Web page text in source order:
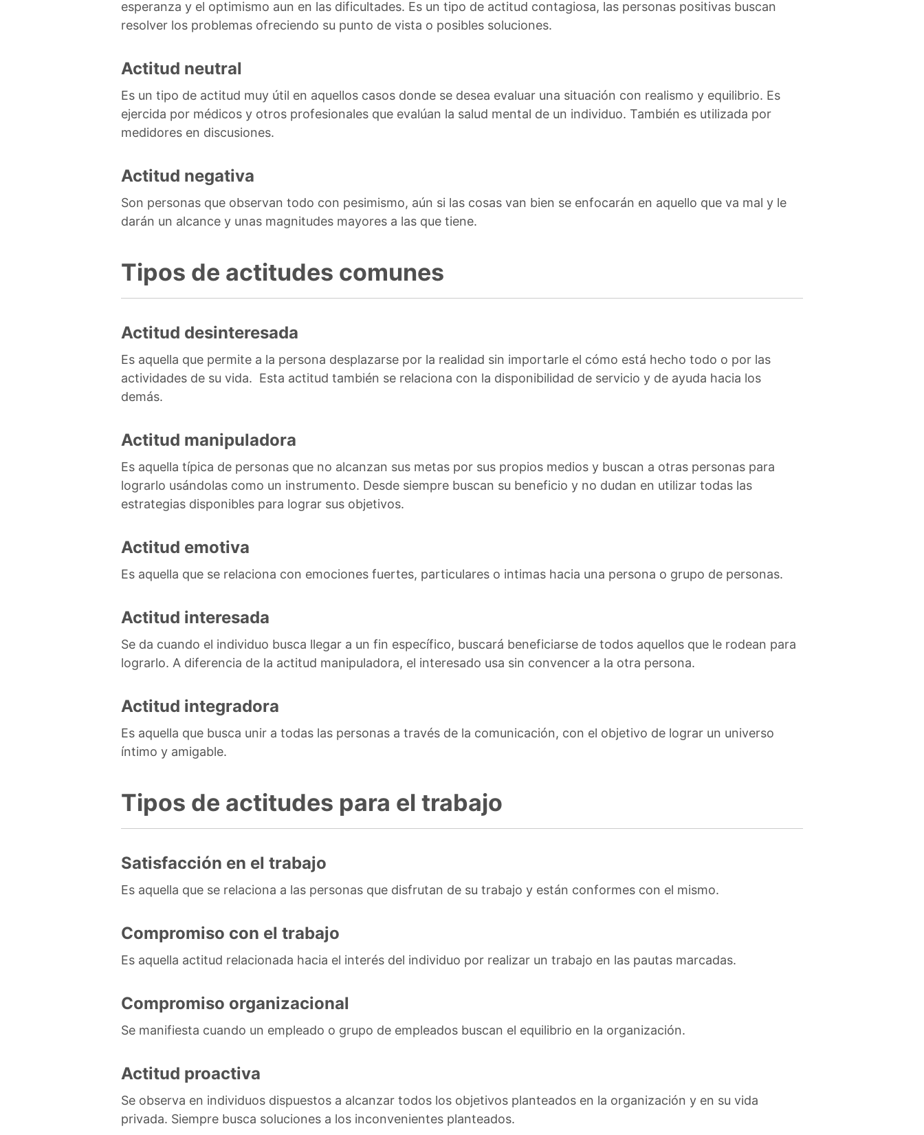
esperanza y el optimismo aun en las dificultades. Es un tipo de actitud contagiosa, las personas positivas buscan
resolver los problemas ofreciendo su punto de vista o posibles soluciones.
Actitud neutral
Es un tipo de actitud muy útil en aquellos casos donde se desea evaluar una situación con realismo y equilibrio. Es
ejercida por médicos y otros profesionales que evalúan la salud mental de un individuo. También es utilizada por
medidores en discusiones.
Actitud negativa
Son personas que observan todo con pesimismo, aún si las cosas van bien se enfocarán en aquello que va mal y le
darán un alcance y unas magnitudes mayores a las que tiene.
Tipos de actitudes comunes
Actitud desinteresada
Es aquella que permite a la persona desplazarse por la realidad sin importarle el cómo está hecho todo o por las
actividades de su vida. Esta actitud también se relaciona con la disponibilidad de servicio y de ayuda hacia los
demás.
Actitud manipuladora
Es aquella típica de personas que no alcanzan sus metas por sus propios medios y buscan a otras personas para
lograrlo usándolas como un instrumento. Desde siempre buscan su beneficio y no dudan en utilizar todas las
estrategias disponibles para lograr sus objetivos.
Actitud emotiva
Es aquella que se relaciona con emociones fuertes, particulares o intimas hacia una persona o grupo de personas.
Actitud interesada
Se da cuando el individuo busca llegar a un fin específico, buscará beneficiarse de todos aquellos que le rodean para
lograrlo. A diferencia de la actitud manipuladora, el interesado usa sin convencer a la otra persona.
Actitud integradora
Es aquella que busca unir a todas las personas a través de la comunicación, con el objetivo de lograr un universo
íntimo y amigable.
Tipos de actitudes para el trabajo
Satisfacción en el trabajo
Es aquella que se relaciona a las personas que disfrutan de su trabajo y están conformes con el mismo.
Compromiso con el trabajo
Es aquella actitud relacionada hacia el interés del individuo por realizar un trabajo en las pautas marcadas.
Compromiso organizacional
Se manifiesta cuando un empleado o grupo de empleados buscan el equilibrio en la organización.
Actitud proactiva
Se observa en individuos dispuestos a alcanzar todos los objetivos planteados en la organización y en su vida
privada. Siempre busca soluciones a los inconvenientes planteados.